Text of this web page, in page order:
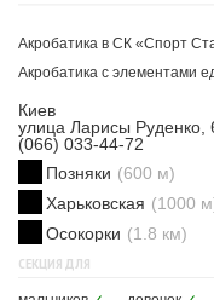
Акробатика в СК «Спорт
Акробатика с элементами
Киев
улица Ларисы Руденко,
(066) 033-44-72
Позняки (600 м)
Харьковская (1000
Осокорки (1.8 км)
СЕКЦИЯ ДЛЯ